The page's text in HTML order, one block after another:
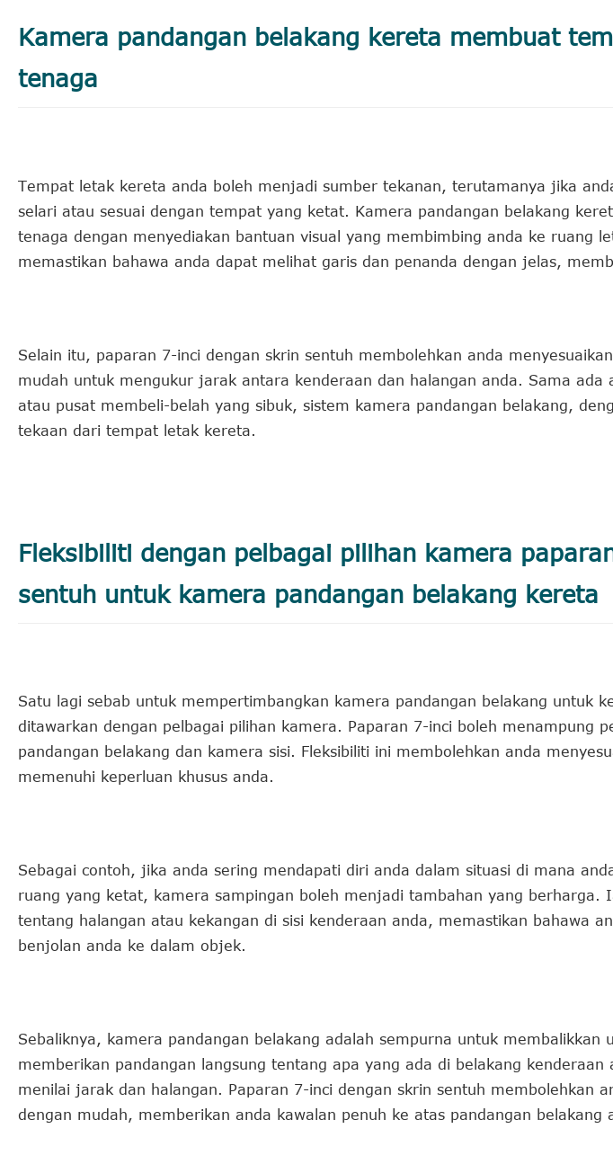
Kamera pandangan belakang kereta membuat
tenaga
Tempat letak kereta anda boleh menjadi sumber tekanan, terutamanya jika
selari atau sesuai dengan tempat yang ketat. Kamera pandangan belakang
tenaga dengan menyediakan bantuan visual yang membimbing anda ke ruang
memastikan bahawa anda dapat melihat garis dan penanda dengan jelas,
Selain itu, paparan 7-inci dengan skrin sentuh membolehkan anda
mudah untuk mengukur jarak antara kenderaan dan halangan anda. Sama ada
atau pusat membeli-belah yang sibuk, sistem kamera pandangan belakang,
tekaan dari tempat letak kereta.
Fleksibiliti dengan pelbagai pilihan kamera
sentuh untuk kamera pandangan belakang kereta
Satu lagi sebab untuk mempertimbangkan kamera pandangan belakang untuk
ditawarkan dengan pelbagai pilihan kamera. Paparan 7-inci boleh menampung
pandangan belakang dan kamera sisi. Fleksibiliti ini membolehkan anda
memenuhi keperluan khusus anda.
Sebagai contoh, jika anda sering mendapati diri anda dalam situasi di mana
ruang yang ketat, kamera sampingan boleh menjadi tambahan yang berharga.
tentang halangan atau kekangan di sisi kenderaan anda, memastikan bahawa
benjolan anda ke dalam objek.
Sebaliknya, kamera pandangan belakang adalah sempurna untuk
memberikan pandangan langsung tentang apa yang ada di belakang
menilai jarak dan halangan. Paparan 7-inci dengan skrin sentuh membolehkan
dengan mudah, memberikan anda kawalan penuh ke atas pandangan belakang